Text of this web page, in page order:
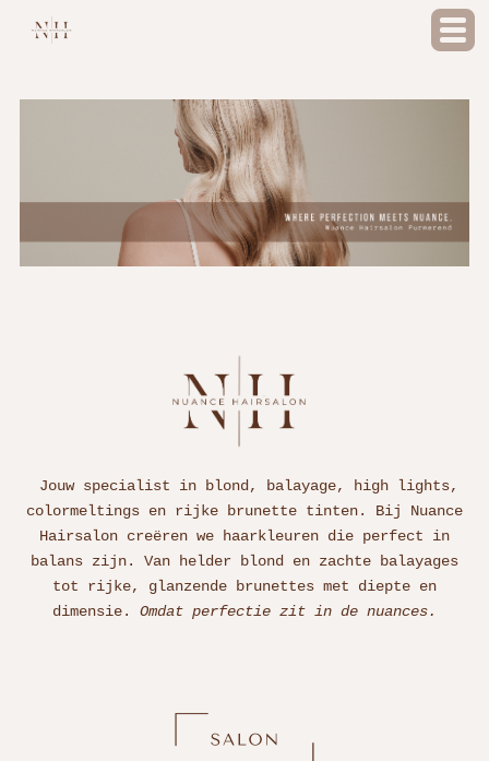
Jouw specialist in blond, balayage, high lights,
colormeltings en rijke brunette tinten. Bij Nuance
Hairsalon creëren we haarkleuren die perfect in
balans zijn. Van helder blond en zachte balayages
tot rijke, glanzende brunettes met diepte en
dimensie. Omdat perfectie zit in de nuances.